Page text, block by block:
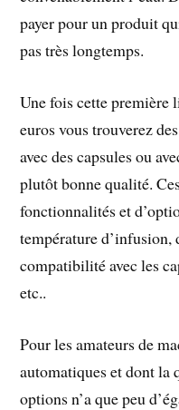
payer pour un produit
pas très longtemps.
Une fois cette première
euros vous trouverez
avec des capsules ou
plutôt bonne qualité.
fonctionnalités et
température d’infusion,
compatibilité avec les
etc..
Pour les amateurs de
automatiques et dont la
options n’a que peu